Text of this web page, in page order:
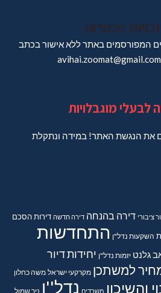
שמורות
המפורסמים באתר ללא אישור בכתב
מוגבלויות
את הנגשת האתר! במידה ונתקלת
ציבורי דירה בהנחה דירה חדשה דירותהסכם
השקעות נדל"ן התחדשות
גלנט יזמות נדל"ן יחידות דיור
למשתכן מקרקעי ישראל משה כחלון
והשיכון משרדים נדל''ן ניר שמול